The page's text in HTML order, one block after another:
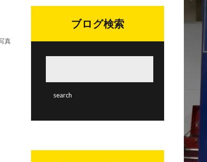
真
ブログ検索